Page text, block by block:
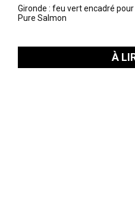
Gironde : feu vert encadré
Pure Salmon
À